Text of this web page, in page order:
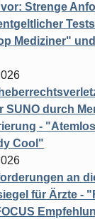
Strenge
Mediziner"
SUNO durch
-
Cool"
an
für Ärzte -